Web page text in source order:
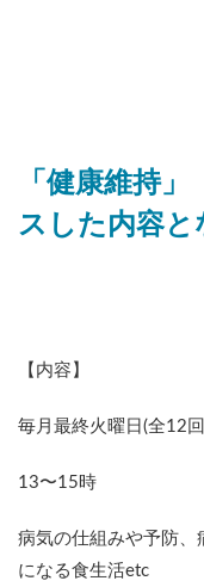
「健康維持
スした内容と
【内容】
毎月最終火曜日(全12
13〜15時
病気の仕組みや予防、
になる食生活etc